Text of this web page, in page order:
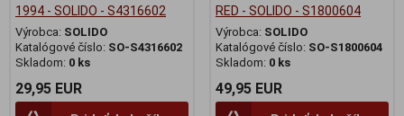
1994 - SOLIDO - S4316602
Výrobca: SOLIDO
Katalógové číslo: SO-S4316602
Skladom: 0 ks
29,95 EUR
RED - SOLIDO - S1800604
Výrobca: SOLIDO
Katalógové číslo: SO-S1800604
Skladom: 0 ks
49,95 EUR